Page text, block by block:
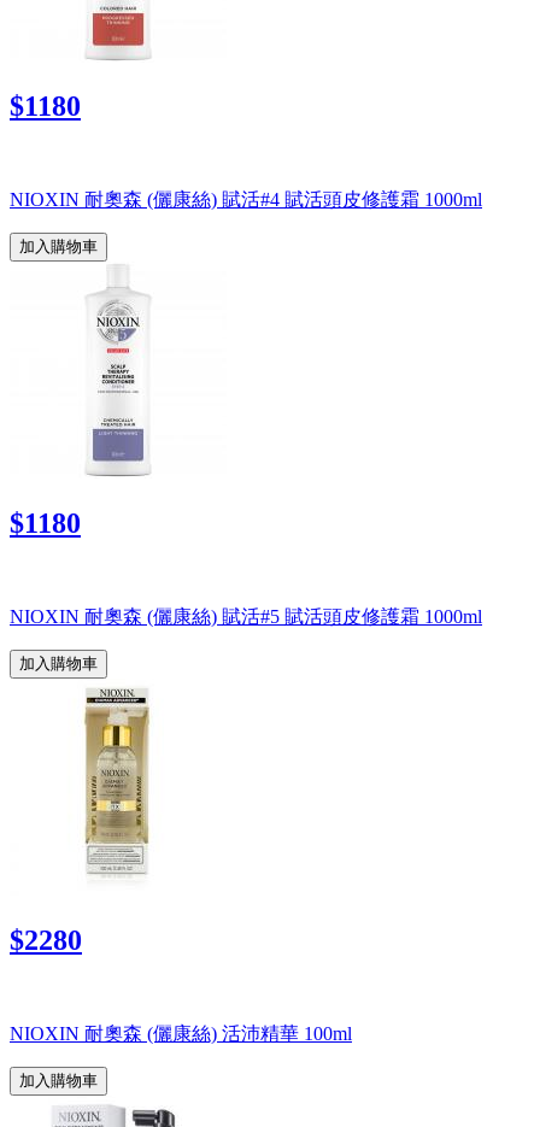
$1180
NIOXIN 耐奧森 (儷康絲) 賦活#4 賦活頭皮修護霜 1000ml
加入購物車
$1180
NIOXIN 耐奧森 (儷康絲) 賦活#5 賦活頭皮修護霜 1000ml
加入購物車
$2280
NIOXIN 耐奧森 (儷康絲) 活沛精華 100ml
加入購物車